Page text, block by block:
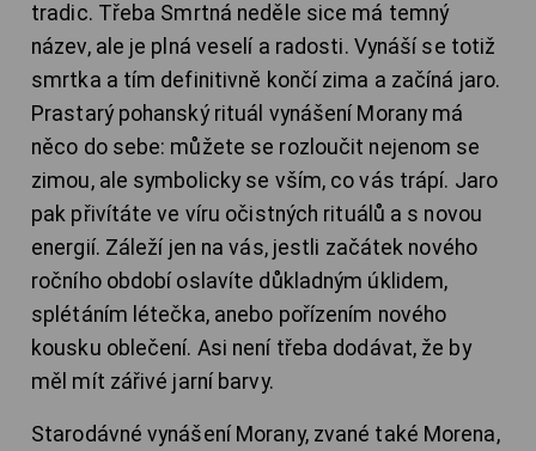
tradic. Třeba Smrtná neděle sice má temný
název, ale je plná veselí a radosti. Vynáší se totiž
smrtka a tím definitivně končí zima a začíná jaro.
Prastarý pohanský rituál vynášení Morany má
něco do sebe: můžete se rozloučit nejenom se
zimou, ale symbolicky se vším, co vás trápí. Jaro
pak přivítáte ve víru očistných rituálů a s novou
energií. Záleží jen na vás, jestli začátek nového
ročního období oslavíte důkladným úklidem,
splétáním létečka, anebo pořízením nového
kousku oblečení. Asi není třeba dodávat, že by
měl mít zářivé jarní barvy.
Starodávné vynášení Morany, zvané také Morena,